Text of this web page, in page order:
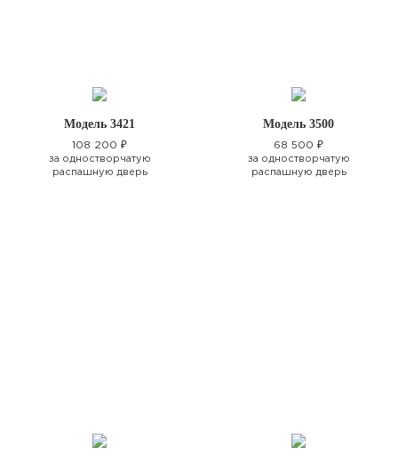
Модель 3421
108 200 ₽
за одностворчатую
распашную дверь
Модель 3500
68 500 ₽
за одностворчатую
распашную дверь